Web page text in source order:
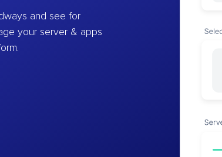
and see for
your server & apps